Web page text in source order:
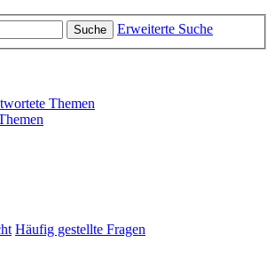
Suche Erweiterte Suche
Themen
Häufig gestellte Fragen